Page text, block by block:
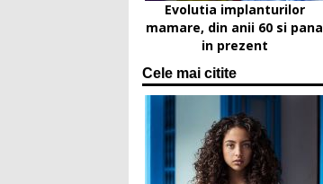
Evolutia implanturilor
mamare, din anii 60 si pana
in prezent
Cele mai citite